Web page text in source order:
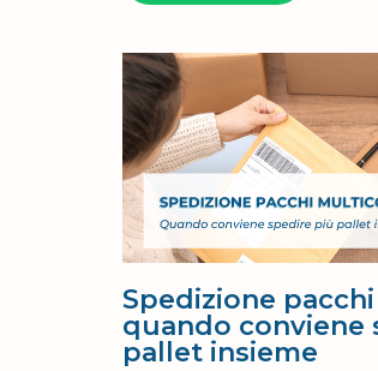
Spedizione
quando conviene
pallet insieme